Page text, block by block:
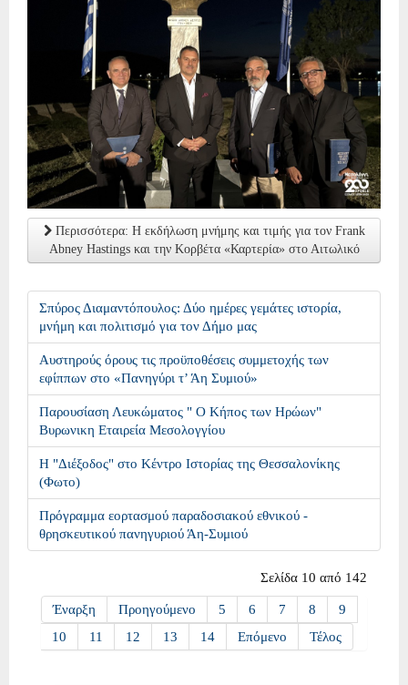
Περισσότερα: Η εκδήλωση μνήμης και τιμής για τον Frank
Abney Hastings και την Κορβέτα «Καρτερία» στο Αιτωλικό
Σπύρος Διαμαντόπουλος: Δύο ημέρες γεμάτες ιστορία,
μνήμη και πολιτισμό για τον Δήμο μας
Αυστηρούς όρους τις προϋποθέσεις συμμετοχής των
εφίππων στο «Πανηγύρι τ’ Άη Συμιού»
Παρουσίαση Λευκώματος " Ο Κήπος των Ηρώων"
Βυρωνικη Εταιρεία Μεσολογγίου
Η "Διέξοδος" στο Κέντρο Ιστορίας της Θεσσαλονίκης
(Φωτο)
Πρόγραμμα εορτασμού παραδοσιακού εθνικού -
θρησκευτικού πανηγυριού Άη-Συμιού
Σελίδα 10 από 142
Έναρξη Προηγούμενο 5 6 7 8
9
10
11 12 13 14 Επόμενο Τέλος